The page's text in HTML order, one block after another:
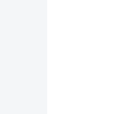
20:30